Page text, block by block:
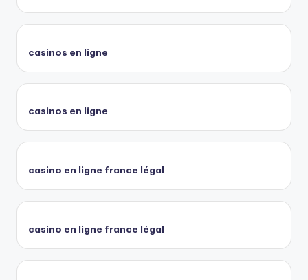
casinos en ligne
casinos en ligne
casino en ligne france légal
casino en ligne france légal